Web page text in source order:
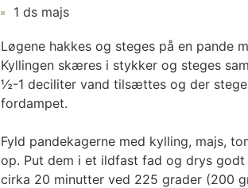
1 ds majs
Løgene hakkes og steges på en pande
Kyllingen skæres i stykker og steges
½-1 deciliter vand tilsættes og der
fordampet.
Fyld pandekagerne med kylling, majs,
op. Put dem i et ildfast fad og drys godt
cirka 20 minutter ved 225 grader (200